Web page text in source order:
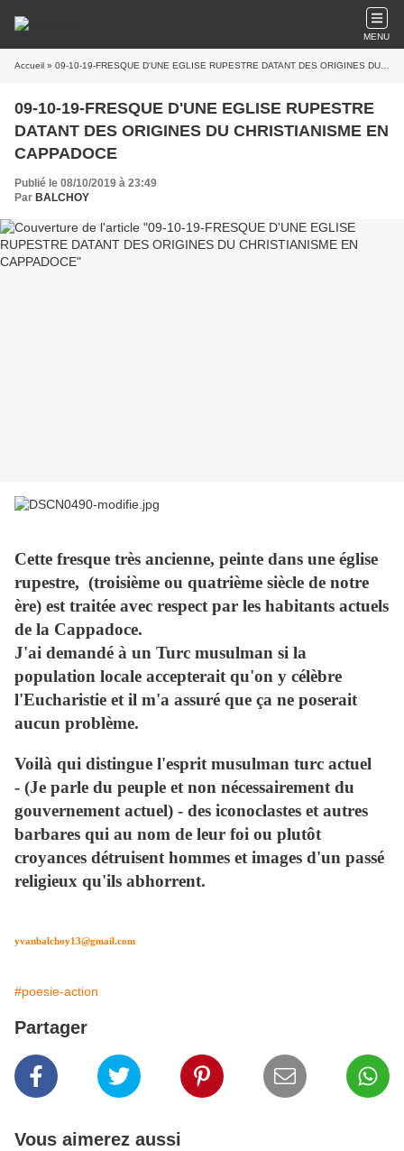
MENU
Accueil » 09-10-19-FRESQUE D'UNE EGLISE RUPESTRE DATANT DES ORIGINES DU CHRISTIANISME EN CAPPADOCE
09-10-19-FRESQUE D'UNE EGLISE RUPESTRE
DATANT DES ORIGINES DU CHRISTIANISME EN
CAPPADOCE
Publié le 08/10/2019 à 23:49
Par BALCHOY
Cette fresque très ancienne, peinte dans une église
rupestre, (troisième ou quatrième siècle de notre
ère) est traitée avec respect par les habitants actuels
de la Cappadoce.
J'ai demandé à un Turc musulman si la
population locale accepterait qu'on y célèbre
l'Eucharistie et il m'a assuré que ça ne poserait
aucun problème.
Voilà qui distingue l'esprit musulman turc actuel
- (Je parle du peuple et non nécessairement du
gouvernement actuel) - des iconoclastes et autres
barbares qui au nom de leur foi ou plutôt
croyances détruisent hommes et images d'un passé
religieux qu'ils abhorrent.
yvanbalchoy13@gmail.com
#poesie-action
Partager
Vous aimerez aussi